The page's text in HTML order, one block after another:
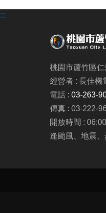
:::
桃園市蘆竹區
經營者 : 長佳機
電話 : 03-263-
傳真 : 03-222-
開放時間 :
逢颱風、地震